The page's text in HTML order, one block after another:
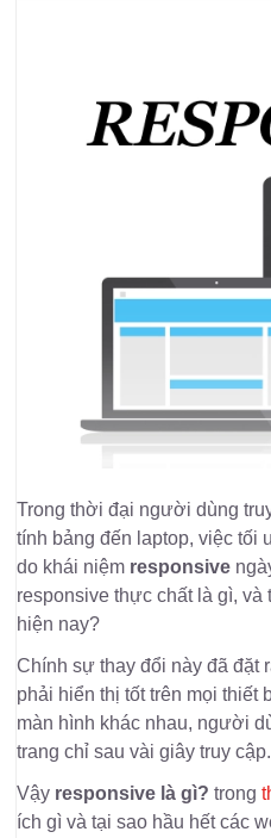
Trong thời đại người dùng
tính bảng đến laptop, việc tối
do khái niệm responsive
responsive thực chất là gì,
hiện nay?
Chính sự thay đổi này đã đặt
phải hiển thị tốt trên mọi
màn hình khác nhau, người
trang chỉ sau vài giây truy cập.
Vậy responsive là gì? trong
ích gì và tại sao hầu hết các